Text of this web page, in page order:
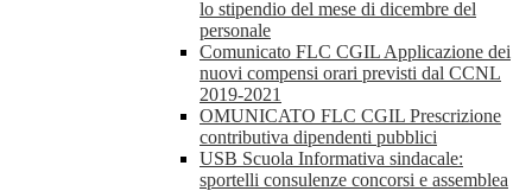
lo stipendio del mese di dicembre del
personale
Comunicato FLC CGIL Applicazione dei
nuovi compensi orari previsti dal CCNL
2019-2021
OMUNICATO FLC CGIL Prescrizione
contributiva dipendenti pubblici
USB Scuola Informativa sindacale:
sportelli consulenze concorsi e assemblea